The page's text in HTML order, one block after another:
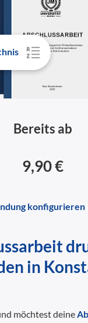
Bereits ab
9,90 €
konfigurieren
in
möchtest deine